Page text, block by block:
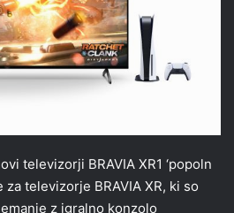
televizorji BRAVIA XR1 ‘popoln
za televizorje BRAVIA XR, ki so
z igralno konzolo